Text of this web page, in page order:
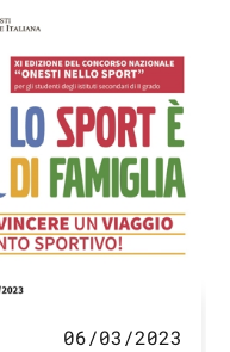
06/03/2023